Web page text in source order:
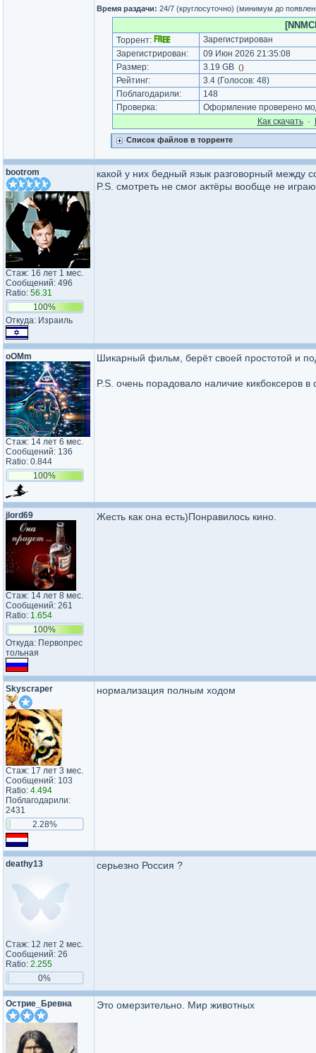
Время раздачи: 24/7 (круглосуточно) (минимум до
Торрент:
Зарегистрирован
Зарегистрирован:
09 Июн 2026 21:35:08
Размер:
3.19 GB ()
Рейтинг: 3.4(Голосов: 48)
Поблагодарили:
148
Проверка:
Оформление проверено
Как cкачать·
Список файлов в торренте
bootrom
Стаж: 16 лет 1 мес.
Сообщений: 496
Ratio: 56.31
100%
Откуда: Израиль
какой у них бедный язык разговорный между
P.S. смотреть не смог актёры вообще не
oOMm
Стаж: 14 лет 6 мес.
Сообщений: 136
Ratio: 0.844
100%
Шикарный фильм, берёт своей простотой и
P.S. очень порадовало наличие кикбоксеров
jlord69
Стаж: 14 лет 8 мес.
Сообщений: 261
Ratio: 1.654
100%
Откуда: Первопрес​
тольная​
Жесть как она есть)Понравилось кино.
Skyscraper
Стаж: 17 лет 3 мес.
Сообщений: 103
Ratio: 4.494
Поблагодарили:
2431
2.28%
нормализация полным ходом
deathy13
Стаж: 12 лет 2 мес.
Сообщений: 26
Ratio: 2.255
0%
серьезно Россия ?
Острие_Бревна Это омерзительно. Мир животных